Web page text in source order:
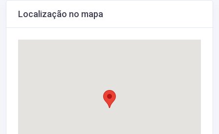
Localização no mapa